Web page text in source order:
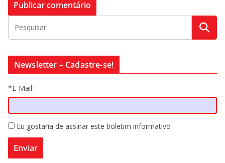
Newsletter – Cadastre-se!
*E-Mail:
Eu gostaria de assinar este boletim informativo